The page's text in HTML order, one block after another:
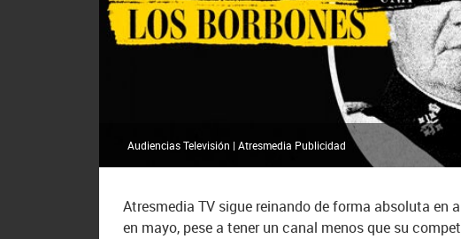
Audiencias Televisión | Atresmedia Publicidad
Atresmedia TV sigue reinando de forma absoluta en
en mayo, pese a tener un canal menos que su